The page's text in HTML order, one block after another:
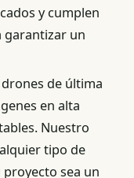
y cumplen
garantizar un
de última
en alta
Nuestro
tipo de
sea un